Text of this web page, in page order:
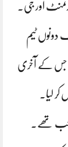
اور جی۔
دونوں ٹیم
دیا گیا جس کے آخری
لیا۔
تھے۔